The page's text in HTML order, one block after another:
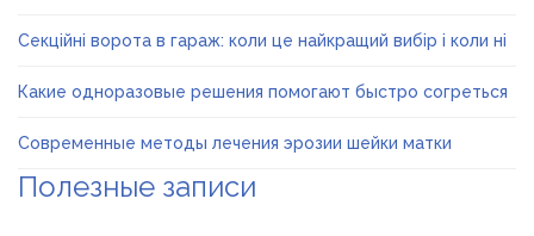
Секційні ворота в гараж: коли це найкращий вибір і коли ні
Какие одноразовые решения помогают быстро согреться
Современные методы лечения эрозии шейки матки
Полезные записи